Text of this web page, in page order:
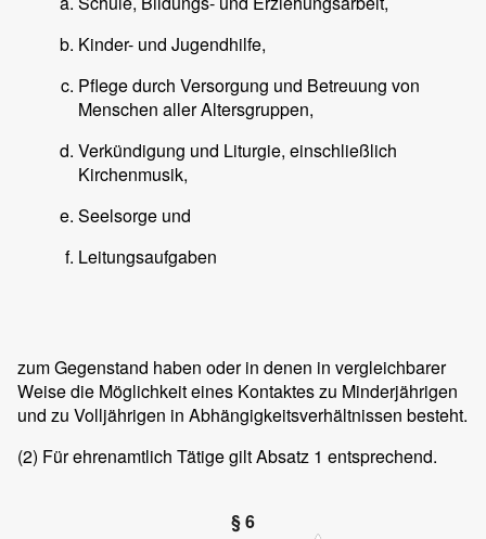
Kinder- und Jugendhilfe,
Pflege durch Versorgung und Betreuung von
Menschen aller Altersgruppen,
Verkündigung und Liturgie, einschließlich
Kirchenmusik,
Seelsorge und
Leitungsaufgaben
zum Gegenstand haben oder in denen in vergleichbarer
Weise die Möglichkeit eines Kontaktes zu Minderjährigen
und zu Volljährigen in Abhängigkeitsverhältnissen besteht.
(2) Für ehrenamtlich Tätige gilt Absatz 1 entsprechend.
§ 6